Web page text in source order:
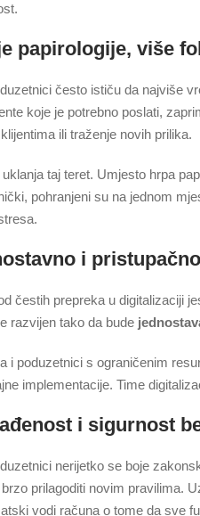
papirologije, više
često ističu da najviše
koje je potrebno poslati,
ili traženje novih prilika.
taj teret. Umjesto hrpa
pohranjeni su na jednom
i
čestih prepreka u digitalizaciji
razvijen tako da bude
i poduzetnici s ograničenim
implementacije. Time
i sigurnost
nerijetko se boje
prilagoditi novim pravilima.
vodi računa o tome da sve